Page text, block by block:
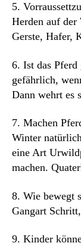
5.
Herden auf
Gerste, Hafer,
6. Ist das
gefährlich,
Dann wehrt es
7. Machen
Winter
eine Art
machen.
8. Wie bewegt
Gangart
9. Kinder